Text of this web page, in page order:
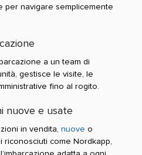
per navigare semplicemente
a un team di
gestisce le visite, le
fino al rogito.
nuove e usate
in vendita, nuove o
riconosciuti come Nordkapp,